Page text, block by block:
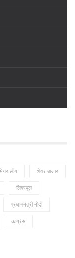
लीग शेयर बाजार
लिवरपूल
प्रधानमंत्री मोदी
कांग्रेस